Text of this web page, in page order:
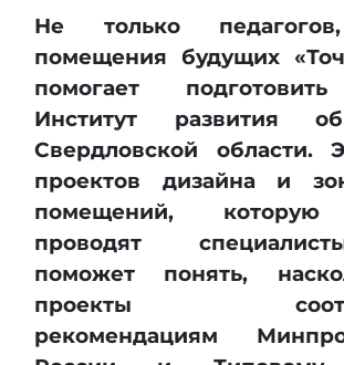
Не только
помещения будущих
помогает
Институт развития
Свердловской области.
проектов дизайна и
помещений, которую
проводят
поможет понять,
проекты
рекомендациям